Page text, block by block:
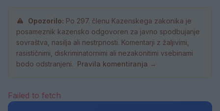
Opozorilo: Po 297. členu Kazenskega zakonika je
posameznik kazensko odgovoren za javno spodbujanje
sovraštva, nasilja ali nestrpnosti. Komentarji z žaljivimi,
rasističnimi, diskriminatornimi ali nezakonitimi vsebinami
bodo odstranjeni. Pravila komentiranja →
Failed to fetch